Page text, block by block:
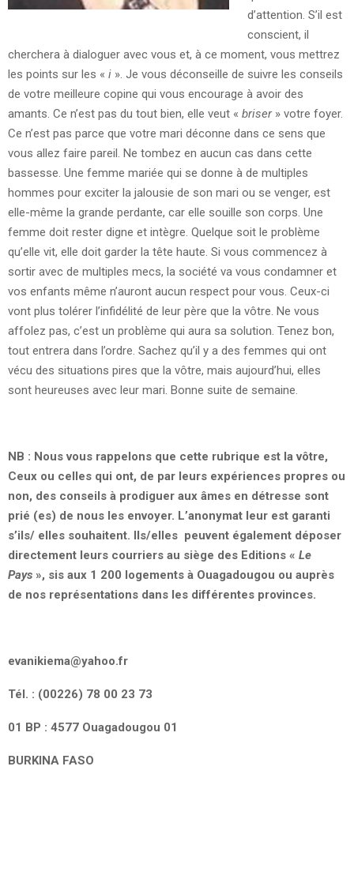
d’attention. S’il est
conscient, il
cherchera à dialoguer avec vous et, à ce moment, vous mettrez
les points sur les « i ». Je vous déconseille de suivre les conseils
de votre meilleure copine qui vous encourage à avoir des
amants. Ce n’est pas du tout bien, elle veut « briser» votre foyer.
Ce n’est pas parce que votre mari déconne dans ce sens que
vous allez faire pareil. Ne tombez en aucun cas dans cette
bassesse. Une femme mariée qui se donne à de multiples
hommes pour exciter la jalousie de son mari ou se venger, est
elle-même la grande perdante, car elle souille son corps. Une
femme doit rester digne et intègre. Quelque soit le problème
qu’elle vit, elle doit garder la tête haute. Si vous commencez à
sortir avec de multiples mecs, la société va vous condamner et
vos enfants même n’auront aucun respect pour vous. Ceux-ci
vont plus tolérer l’infidélité de leur père que la vôtre. Ne vous
affolez pas, c’est un problème qui aura sa solution. Tenez bon,
tout entrera dans l’ordre. Sachez qu’il y a des femmes qui ont
vécu des situations pires que la vôtre, mais aujourd’hui, elles
sont heureuses avec leur mari. Bonne suite de semaine.
NB : Nous vous rappelons que cette rubrique est la vôtre,
Ceux ou celles qui ont, de par leurs expériences propres ou
non, des conseils à prodiguer aux âmes en détresse sont
prié (es) de nous les envoyer. L’anonymat leur est garanti
s’ils/ elles souhaitent. Ils/elles peuvent également déposer
directement leurs courriers au siège des Editions « Le
Pays », sis aux 1 200 logements à Ouagadougou ou auprès
de nos représentations dans les différentes provinces.
evanikiema@yahoo.fr
Tél. : (00226) 78 00 23 73
01 BP : 4577 Ouagadougou 01
BURKINA FASO